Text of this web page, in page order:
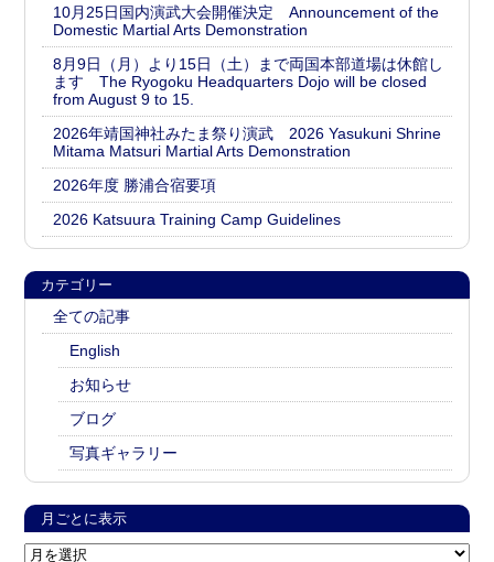
▼ English
About Daito-ryu Our History
10月25日国内演武大会開催決定 Announcement of the
Domestic Martial Arts Demonstration
8月9日（月）より15日（土）まで両国本部道場は休館し
ます The Ryogoku Headquarters Dojo will be closed
from August 9 to 15.
2026年靖国神社みたま祭り演武 2026 Yasukuni Shrine
Mitama Matsuri Martial Arts Demonstration
2026年度 勝浦合宿要項
2026 Katsuura Training Camp Guidelines
カテゴリー
全ての記事
English
お知らせ
ブログ
写真ギャラリー
月ごとに表示